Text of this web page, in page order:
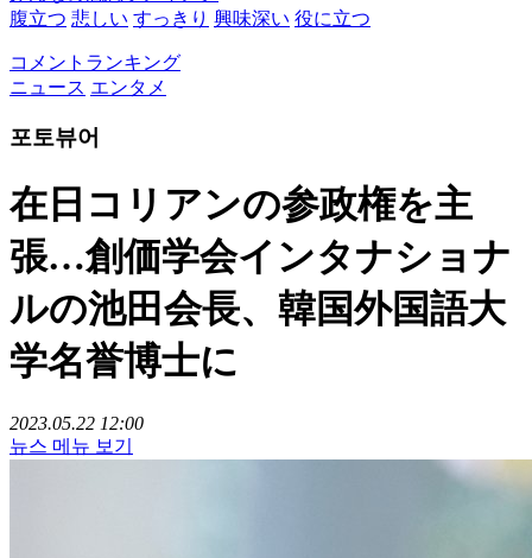
腹立つ 悲しい すっきり 興味深い 役に立つ
コメントランキング
ニュース エンタメ
포토뷰어
在日コリアンの参政権を主
張…創価学会インタナショナ
ルの池田会長、韓国外国語大
学名誉博士に
2023.05.22 12:00
뉴스 메뉴 보기